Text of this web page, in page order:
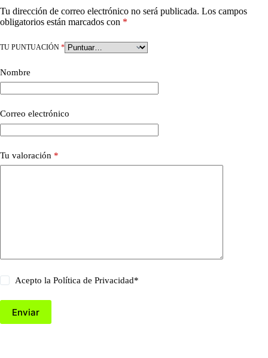
Tu dirección de correo electrónico no será publicada. Los campos
obligatorios están marcados con *
TU PUNTUACIÓN *
Nombre
Correo electrónico
Tu valoración *
Acepto laPolítica de Privacidad*
Enviar